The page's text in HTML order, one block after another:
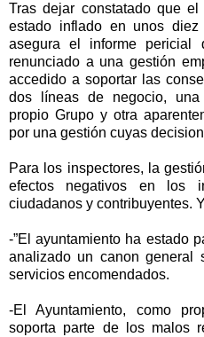
Tras dejar constatado que
estado inflado en unos
asegura el informe pericial
renunciado a una gestión
accedido a soportar las
dos líneas de negocio,
propio Grupo y otra
por una gestión cuyas
Para los inspectores, la
efectos negativos en los
ciudadanos y contribuyentes.
-”El ayuntamiento ha estado
analizado un canon general
servicios encomendados.
-El Ayuntamiento, como
soporta parte de los malos